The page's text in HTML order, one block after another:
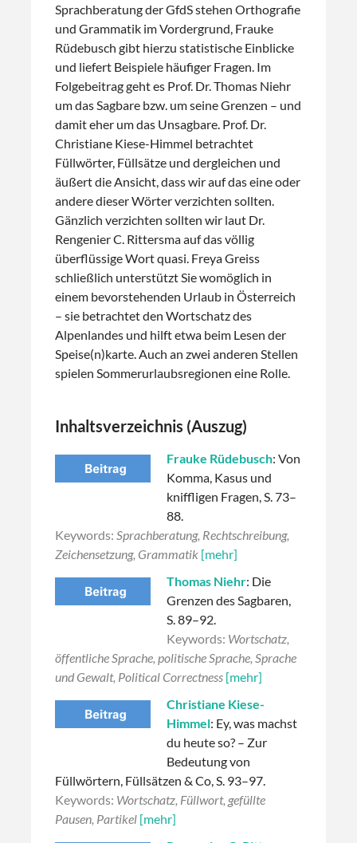
Sprachberatung der GfdS stehen Orthografie
und Grammatik im Vordergrund, Frauke
Rüdebusch gibt hierzu statistische Einblicke
und liefert Beispiele häufiger Fragen. Im
Folgebeitrag geht es Prof. Dr. Thomas Niehr
um das Sagbare bzw. um seine Grenzen – und
damit eher um das Unsagbare. Prof. Dr.
Christiane Kiese-Himmel betrachtet
Füllwörter, Füllsätze und dergleichen und
äußert die Ansicht, dass wir auf das eine oder
andere dieser Wörter verzichten sollten.
Gänzlich verzichten sollten wir laut Dr.
Rengenier C. Rittersma auf das völlig
überflüssige Wort quasi. Freya Greiss
schließlich unterstützt Sie womöglich in
einem bevorstehenden Urlaub in Österreich
– sie betrachtet den Wortschatz des
Alpenlandes und hilft etwa beim Lesen der
Speise(n)karte. Auch an zwei anderen Stellen
spielen Sommerurlaubsregionen eine Rolle.
Inhaltsverzeichnis (Auszug)
Frauke Rüdebusch: Von
Komma, Kasus und
kniffligen Fragen, S. 73–
88.
Keywords: Sprachberatung, Rechtschreibung,
Zeichensetzung, Grammatik [mehr]
Thomas Niehr: Die
Grenzen des Sagbaren,
S. 89–92.
Keywords: Wortschatz,
öffentliche Sprache, politische Sprache, Sprache
und Gewalt, Political Correctness [mehr]
Christiane Kiese-
Himmel: Ey, was machst
du heute so? – Zur
Bedeutung von
Füllwörtern, Füllsätzen & Co, S. 93–97.
Keywords: Wortschatz, Füllwort, gefüllte
Pausen, Partikel [mehr]